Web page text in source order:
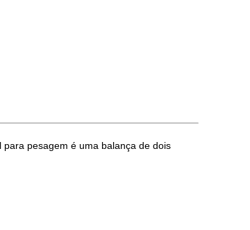
pesagem é uma balança de dois